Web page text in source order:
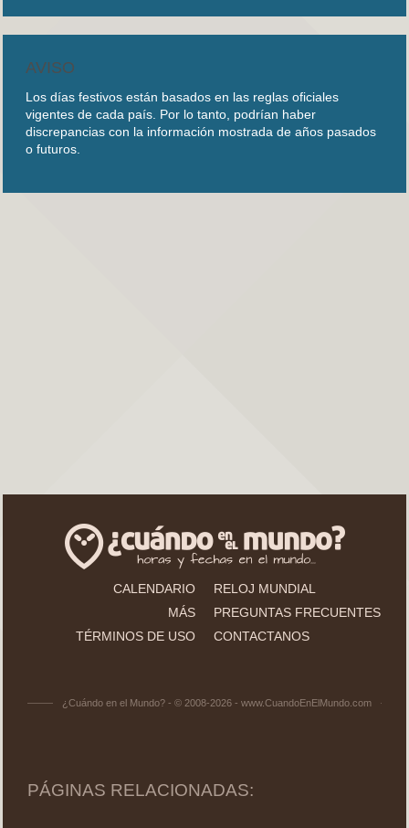
AVISO
Los días festivos están basados en las reglas oficiales
vigentes de cada país. Por lo tanto, podrían haber
discrepancias con la información mostrada de años pasados
o futuros.
CALENDARIO
RELOJ MUNDIAL
MÁS
PREGUNTAS FRECUENTES
TÉRMINOS DE USO
CONTACTANOS
¿Cuándo en el Mundo? - © 2008-2026 - www.CuandoEnElMundo.com
PÁGINAS RELACIONADAS: